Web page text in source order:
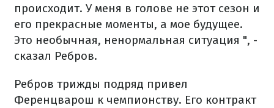
происходит. У меня в голове не этот сезон и
его прекрасные моменты, а мое будущее.
Это необычная, ненормальная ситуация ", -
сказал Ребров.
Ребров трижды подряд привел
Ференцварош к чемпионству. Его контракт